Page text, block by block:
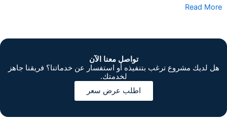
Read More
تواصل معنا الآن
هل لديك مشروع ترغب بتنفيذه أو استفسار عن خدماتنا؟ فريقنا جاهز
لخدمتك.
اطلب عرض سعر